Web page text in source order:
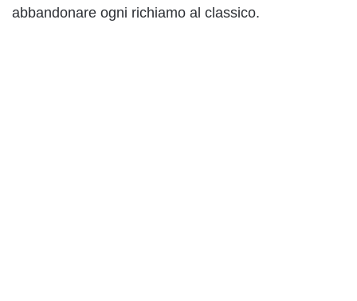
abbandonare ogni richiamo al classico.